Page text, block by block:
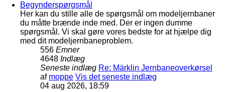
Begynderspørgsmål
Her kan du stille alle de spørgsmål om modeljernbaner
du måtte brænde inde med. Der er ingen dumme
spørgsmål. Vi skal gøre vores bedste for at hjælpe dig
med dit modeljernbaneproblem.
556 Emner
4648 Indlæg
Seneste indlæg Re: Märklin Jernbaneoverkørsel
af moppe Vis det seneste indlæg
04 aug 2026, 18:59